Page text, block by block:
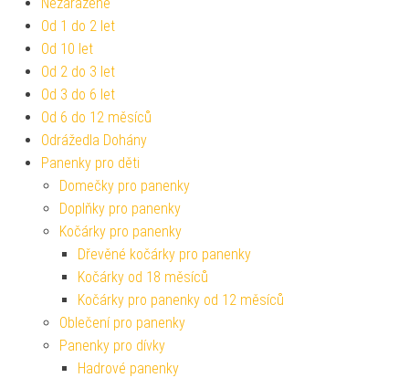
Od 1 do 2 let
Od 10 let
Od 2 do 3 let
Od 3 do 6 let
Od 6 do 12 měsíců
Odrážedla Dohány
Panenky pro děti
Domečky pro panenky
Doplňky pro panenky
Kočárky pro panenky
Dřevěné kočárky pro panenky
Kočárky od 18 měsíců
Kočárky pro panenky od 12 měsíců
Oblečení pro panenky
Panenky pro dívky
Hadrové panenky